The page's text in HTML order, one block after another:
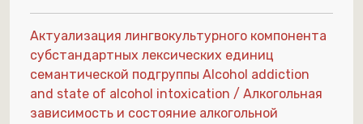
Актуализация лингвокультурного компонента
субстандартных лексических единиц
семантической подгруппы Alcohol addiction
and state of alcohol intoxication / Алкогольная
зависимость и состояние алкогольной